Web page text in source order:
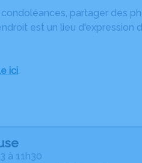
partager des
est un lieu d'expression
ici.
à 11h30